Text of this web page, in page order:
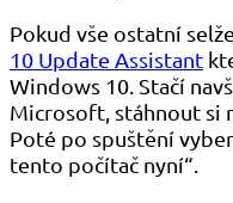
Pokud vše ostatní
10 Update Assistant
Windows 10. Stačí
Microsoft, stáhnout si
Poté po spuštění
tento počítač nyní“.